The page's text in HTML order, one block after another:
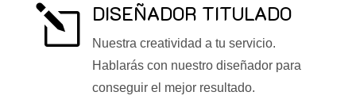
l DISEÑADOR TITULADO
Nuestra creatividad a tu servicio.
Hablarás con nuestro diseñador para
conseguir el mejor resultado.